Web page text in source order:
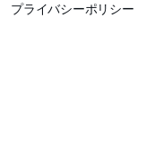
プライバシーポリシー